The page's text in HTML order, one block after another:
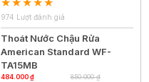
974 Lượt đánh giá
Thoát Nước Chậu Rửa
American Standard WF-
TA15MB
484.000 ₫ 850.000 ₫